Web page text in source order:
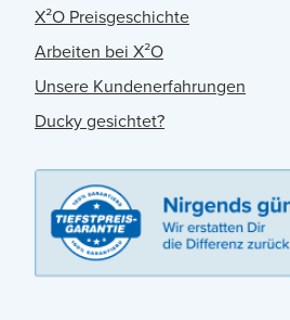
X²O Preisgeschichte
Arbeiten bei X²O
Unsere Kundenerfahrungen
Ducky gesichtet?